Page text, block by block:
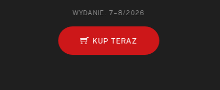
WYDANIE: 7–8/2026
KUP TERAZ